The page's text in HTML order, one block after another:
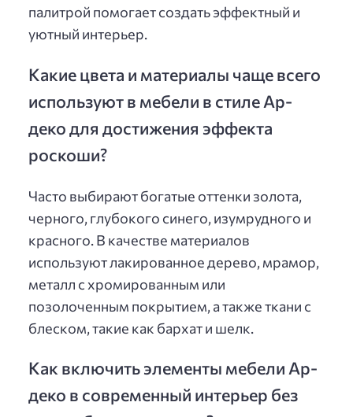
палитрой помогает создать эффектный и
уютный интерьер.
Какие цвета и материалы чаще всего
используют в мебели в стиле Ар-
деко для достижения эффекта
роскоши?
Часто выбирают богатые оттенки золота,
черного, глубокого синего, изумрудного и
красного. В качестве материалов
используют лакированное дерево, мрамор,
металл с хромированным или
позолоченным покрытием, а также ткани с
блеском, такие как бархат и шелк.
Как включить элементы мебели Ар-
деко в современный интерьер без